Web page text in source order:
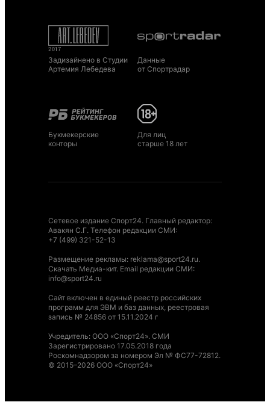
Задизайнено в Студии
Артемия Лебедева
Данные
от Спортрадар
Букмекерские
конторы
Для лиц
старше 18 лет
Сетевое издание Спорт24. Главный редактор:
Авакян С.Г. Телефон редакции СМИ:
+7 (499) 321-52-13
Размещение рекламы: reklama@sport24.ru.
Скачать Медиа-кит. Email редакции СМИ:
info@sport24.ru
Сайт включен в единый реестр российских
программ для ЭВМ и баз данных, реестровая
запись № 24856 от 15.11.2024 г
Учредитель: ООО «Спорт24». СМИ
Зарегистрировано 17.05.2018 года
Роскомнадзором за номером Эл № ФС77-72812.
© 2015–2026 ООО «Спорт24»